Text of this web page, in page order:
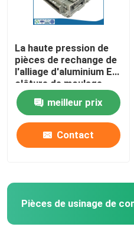
La haute pression de
pièces de rechange de
l'alliage d'aluminium EV
clôture de moulage
mécanique sous
pressionmeilleur prix
Contact